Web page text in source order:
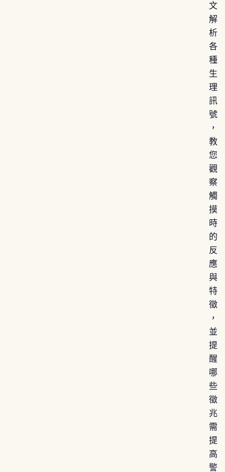
文
解
析
各
種
生
理
訊
號
，
教
您
觀
察
觸
摸
時
的
反
應
與
特
徵
，
並
提
醒
哪
些
徵
兆
需
提
高
警